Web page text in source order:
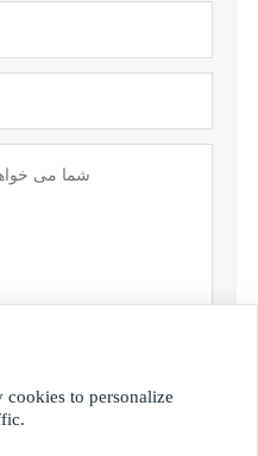
to personalize